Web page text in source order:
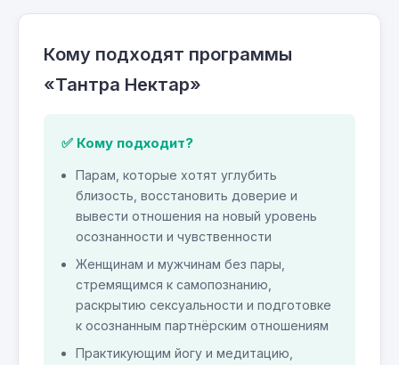
Кому подходят программы
«Тантра Нектар»
✅ Кому подходит?
Парам, которые хотят углубить
близость, восстановить доверие и
вывести отношения на новый уровень
осознанности и чувственности
Женщинам и мужчинам без пары,
стремящимся к самопознанию,
раскрытию сексуальности и подготовке
к осознанным партнёрским отношениям
Практикующим йогу и медитацию,